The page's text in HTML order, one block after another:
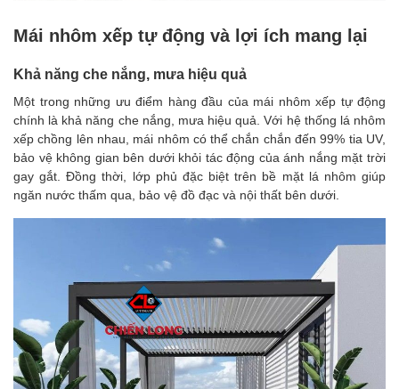
Mái nhôm xếp tự động và lợi ích mang lại
Khả năng che nắng, mưa hiệu quả
Một trong những ưu điểm hàng đầu của mái nhôm xếp tự động
chính là khả năng che nắng, mưa hiệu quả. Với hệ thống lá nhôm
xếp chồng lên nhau, mái nhôm có thể chắn chắn đến 99% tia UV,
bảo vệ không gian bên dưới khỏi tác động của ánh nắng mặt trời
gay gắt. Đồng thời, lớp phủ đặc biệt trên bề mặt lá nhôm giúp
ngăn nước thấm qua, bảo vệ đồ đạc và nội thất bên dưới.